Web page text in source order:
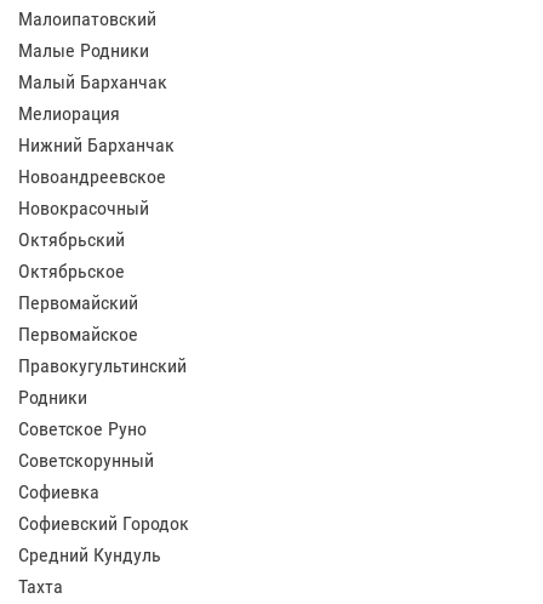
Малоипатовский
Малые Родники
Малый Барханчак
Мелиорация
Нижний Барханчак
Новоандреевское
Новокрасочный
Октябрьский
Октябрьское
Первомайский
Первомайское
Правокугультинский
Родники
Советское Руно
Советскорунный
Софиевка
Софиевский Городок
Средний Кундуль
Тахта